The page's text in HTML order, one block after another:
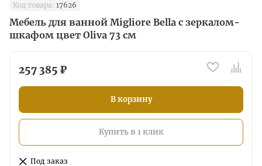
Код товара: 17626
Мебель для ванной Migliore Bella с зеркалом-
шкафом цвет Oliva 73 см
257 385 ₽
В корзину
Купить в 1 клик
Под заказ